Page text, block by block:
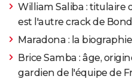
William Saliba : titulaire
est l'autre crack de
Maradona : la
Brice Samba : âge,
gardien de l'équipe de